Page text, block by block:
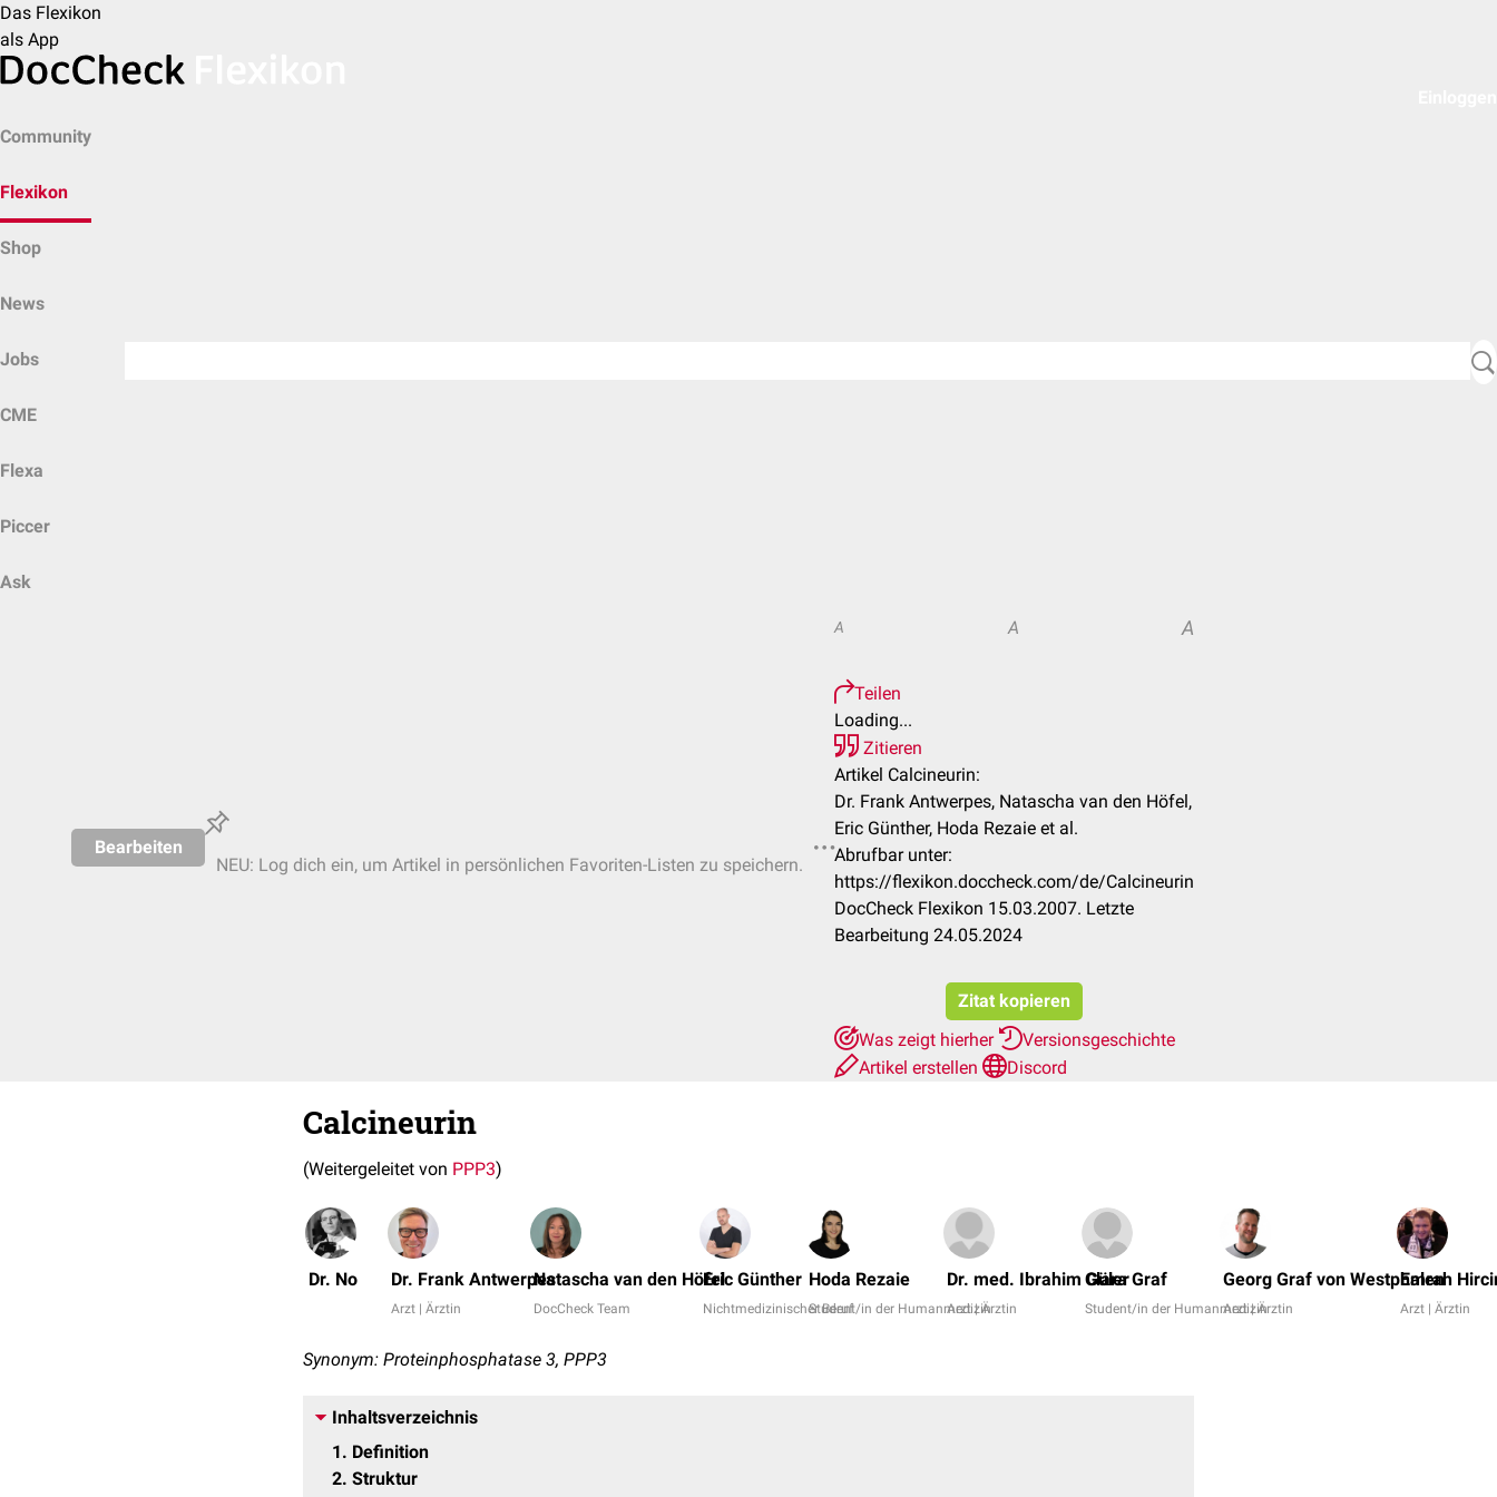
Das Flexikon
als App
Community
Flexikon
Shop
News
Jobs
CME
Flexa
Piccer
Ask
Bearbeiten
NEU: Log dich ein, um Artikel in persönlichen Favoriten-Listen zu speichern.
A A A
Teilen
Loading...
Zitieren
Artikel Calcineurin:
Dr. Frank Antwerpes, Natascha van den Höfel,
Eric Günther, Hoda Rezaie et al.
Abrufbar unter:
https://flexikon.doccheck.com/de/Calcineurin
DocCheck Flexikon 15.03.2007. Letzte
Bearbeitung 24.05.2024
Zitat kopieren
Was zeigt hierher
Versionsgeschichte
Artikel erstellen
Discord
Calcineurin
(Weitergeleitet von PPP3)
Dr. No Dr. Frank Antwerpes
Arzt | Ärztin
Natascha van den Höfel
DocCheck Team
Eric Günther
Nichtmedizinischer Beruf
Hoda Rezaie
Student/in der Humanmedizin
Dr. med. Ibrahim Güler
Arzt | Ärztin
Clara Graf
Student/in der Humanmedizin
Georg Graf von Westphalen
Arzt | Ärztin
Emrah
Arzt | Ärztin
Synonym: Proteinphosphatase 3, PPP3
Inhaltsverzeichnis
1
Definition
2 Struktur